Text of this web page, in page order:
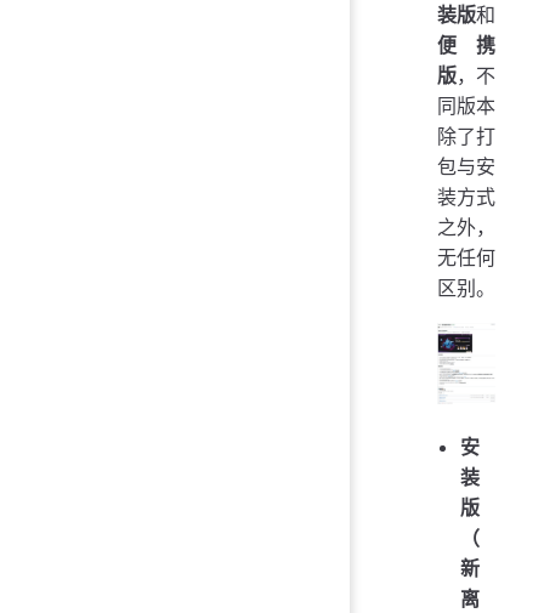
装版和
便携
版，不
同版本
除了打
包与安
装方式
之外，
无任何
区别。
安
装
版
（
新
离